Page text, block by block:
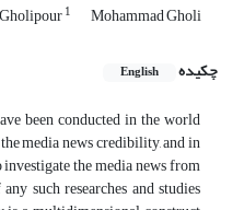
1 Mohammad Gholi
چکیده English
been conducted in the world
media news credibility, and in
the media news from
such researches and studies